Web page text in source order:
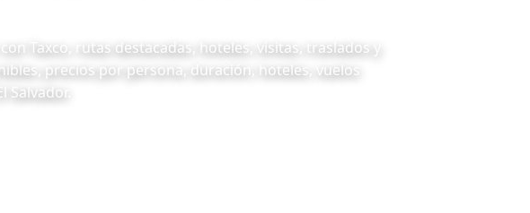
Taxco, rutas destacadas, hoteles, visitas, traslados y
precios por persona, duración, hoteles, vuelos